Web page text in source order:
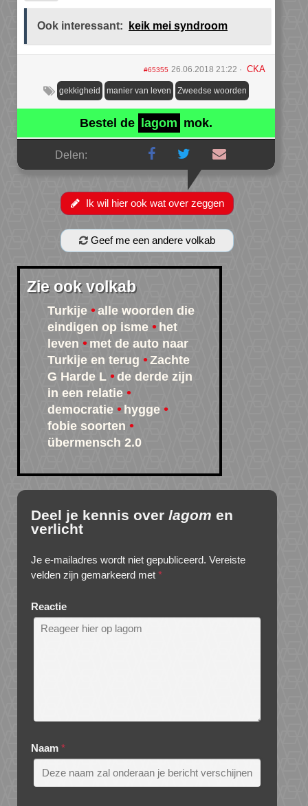
Ook interessant: keik mei syndroom
#65355 26.06.2018 21:22 CKA
gekkigheid manier van leven Zweedse woorden
Bestel de lagom mok.
Delen:
Ik wil hier ook wat over zeggen
Geef me een andere volkab
Zie ook volkab
Turkije
alle woorden die
eindigen op isme
het
leven
met de auto naar
Turkije en terug
Zachte
G Harde L
de derde zijn
in een relatie
democratie
hygge
fobie soorten
übermensch 2.0
Deel je kennis over lagom en
verlicht
Je e-mailadres wordt niet gepubliceerd. Vereiste
velden zijn gemarkeerd met *
Reactie
Naam *